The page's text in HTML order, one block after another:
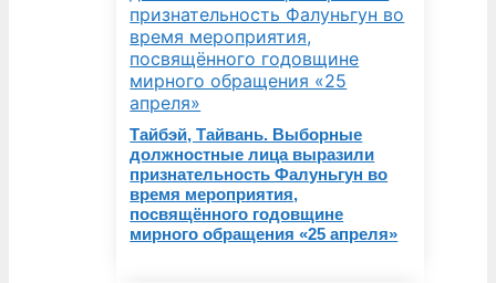
Тайбэй, Тайвань. Выборные
должностные лица выразили
признательность Фалуньгун во
время мероприятия,
посвящённого годовщине
мирного обращения «25 апреля»